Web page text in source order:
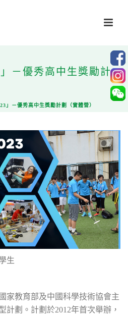
－優秀高中生獎勵計
」－優秀高中生獎勵計劃（實體營）
生
家教育部及中國科學技術協會主
計劃。計劃於2012年首次舉辦，